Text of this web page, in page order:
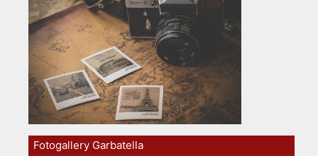
Fotogallery Garbatella